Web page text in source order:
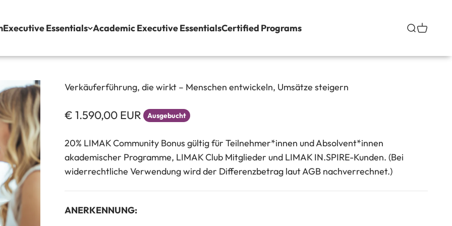
Executive Essentials Academic Executive EssentialsCertified Programs Suche
Verkäuferführung, die wirkt – Menschen entwickeln, Umsätze steigern
Angebot
€ 1.590,00 EUR Ausgebucht
20% LIMAK Community Bonus gültig für Teilnehmer*innen und Absolvent*innen
akademischer Programme, LIMAK Club Mitglieder und LIMAK IN.SPIRE-Kunden. (Bei
widerrechtliche Verwendung wird der Differenzbetrag laut AGB nachverrechnet.)
ANERKENNUNG: